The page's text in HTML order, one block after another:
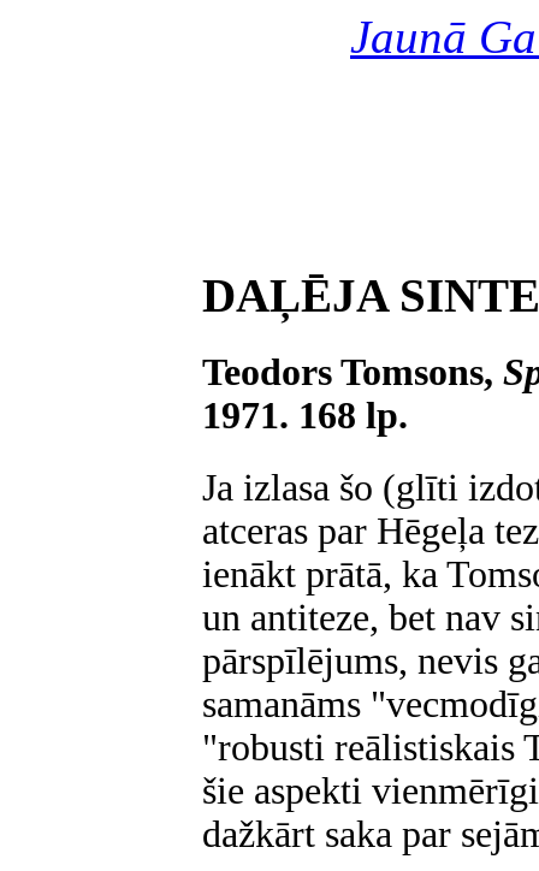
Jaunā
DAĻĒJA
Teodors Tomsons,
1971. 168 lp.
Ja izlasa šo (glīti
atceras par Hēgeļa
ienākt prātā, ka
un antiteze, bet nav
pārspīlējums, nevis
samanāms
"robusti reālistiskais
šie aspekti
dažkārt saka par